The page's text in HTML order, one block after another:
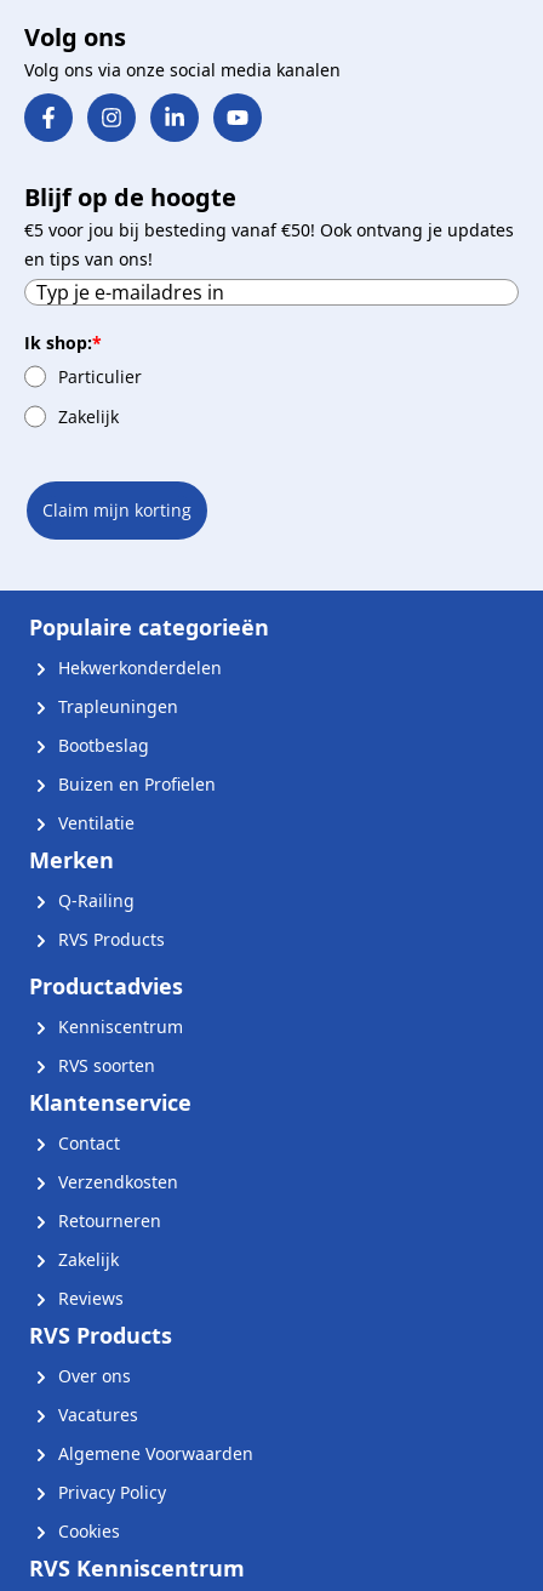
Volg ons
Volg ons via onze social media kanalen
Blijf op de hoogte
€5 voor jou bij besteding vanaf €50! Ook ontvang je updates
en tips van ons!
Ik shop:*
Particulier
Zakelijk
Claim mijn korting
Populaire categorieën
Hekwerkonderdelen
Trapleuningen
Bootbeslag
Buizen en Profielen
Ventilatie
Merken
Q-Railing
RVS Products
Productadvies
Kenniscentrum
RVS soorten
Klantenservice
Contact
Verzendkosten
Retourneren
Zakelijk
Reviews
RVS Products
Over ons
Vacatures
Algemene Voorwaarden
Privacy Policy
Cookies
RVS Kenniscentrum